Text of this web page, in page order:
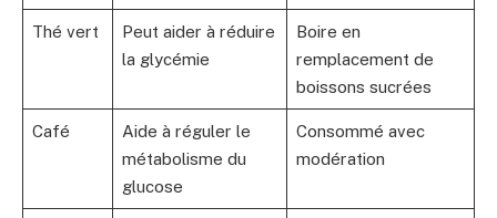
Thé vert
Peut aider à réduire
la glycémie
Boire en
remplacement de
boissons sucrées
Café
Aide à réguler le
métabolisme du
glucose
Consommé avec
modération